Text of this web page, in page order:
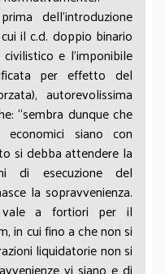
dell’introduzione
il c.d. doppio binario
e l’imponibile
per effetto del
autorevolissima
“sembra dunque che
siano con
si debba attendere la
di esecuzione del
la sopravvenienza.
vale a fortiori per il
in cui fino a che non si
liquidatorie non si